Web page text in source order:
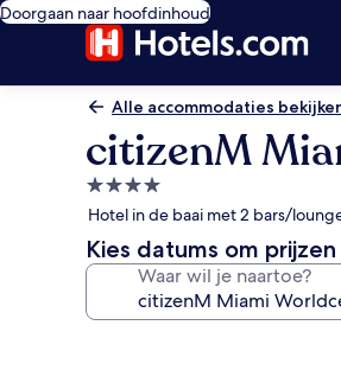
Doorgaan naar hoofdinhoud
Alle accommodaties
citizenM
4.0-
sterrenaccommodatie
Hotel in de baai met 2 bars/
Kies datums om
Waar wil je naartoe?